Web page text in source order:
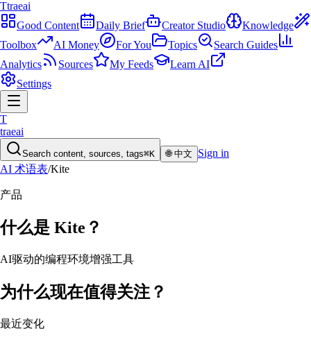
Ttraeai
Good Content
Daily Brief Creator Studio
Knowledge
Toolbox
AI Money For You Topics
Search Guides
Analytics
Sources My Feeds
Learn AI
Settings
T
traeai
Search content, sources, tags⌘K 🌐中文
Sign in
AI 术语表/Kite
产品
什么是 Kite ？
AI驱动的编程环境增强工具
为什么现在值得关注？
最近变化